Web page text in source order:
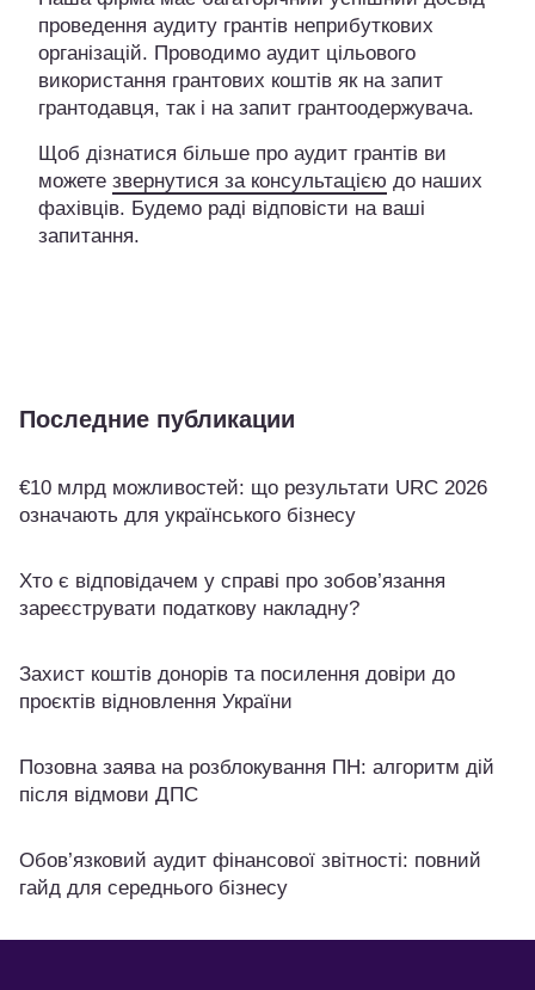
проведення аудиту грантів неприбуткових
організацій. Проводимо аудит цільового
використання грантових коштів як на запит
грантодавця, так і на запит грантоодержувача.
Щоб дізнатися більше про аудит грантів ви
можете звернутися за консультацією до наших
фахівців. Будемо раді відповісти на ваші
запитання.
Последние публикации
€10 млрд можливостей: що результати URC 2026
означають для українського бізнесу
Хто є відповідачем у справі про зобов’язання
зареєструвати податкову накладну?
Захист коштів донорів та посилення довіри до
проєктів відновлення України
Позовна заява на розблокування ПН: алгоритм дій
після відмови ДПС
Обов’язковий аудит фінансової звітності: повний
гайд для середнього бізнесу